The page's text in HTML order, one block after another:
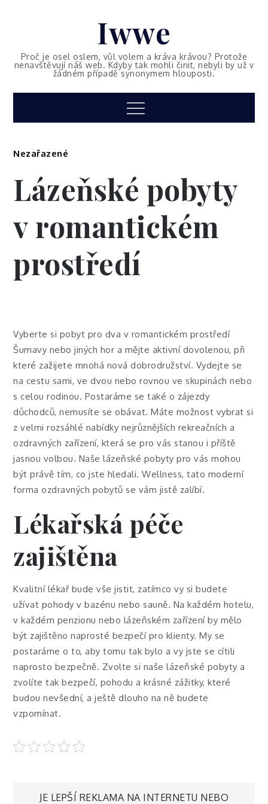
Iwwe
Proč je osel oslem, vůl volem a kráva krávou? Protože
nenavštěvují náš web. Kdyby tak mohli činit, nebyli by už v
žádném případě synonymem hlouposti.
Menu
Nezařazené
Lázeňské pobyty
v romantickém
prostředí
Vyberte si pobyt pro dva v romantickém prostředí
Šumavy nebo jiných hor a mějte aktivní dovolenou, při
které zažijete mnohá nová dobrodružství. Vydejte se
na cestu sami, ve dvou nebo rovnou ve skupinách nebo
s celou rodinou. Postaráme se také o zájezdy
důchodců, nemusíte se obávat. Máte možnost vybrat si
z velmi rozsáhlé nabídky nejrůznějších rekreačních a
ozdravných zařízení, která se pro vás stanou i příště
jasnou volbou. Naše lázeňské pobyty pro vás mohou
být právě tím, co jste hledali. Wellness, tato moderní
forma ozdravných pobytů se vám jistě zalíbí.
Lékařská péče
zajištěna
Kvalitní lékař bude vše jistit, zatímco vy si budete
užívat pohody v bazénu nebo sauně. Na každém hotelu,
v každém penzionu nebo lázeňském zařízení by mělo
být zajištěno naprosté bezpečí pro klienty. My se
postaráme o to, aby tomu tak bylo a vy jste se cítili
naprosto bezpečně. Zvolte si našelázeňské pobyty a
zvolíte tak bezpečí, pohodu a krásné zážitky, které
budou nevšední, a ještě dlouho na ně budete
vzpomínat.
JE LEPŠÍ REKLAMA NA INTERNETU NEBO